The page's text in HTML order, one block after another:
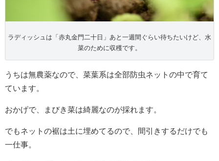
ラディッシュは「赤丸金門二十日」あと一週間ぐらい待ちたいけど、水
菜のために収穫です。
うちは無農薬なので、菜葉系は全部防虫ネットの中で育て
ています。
おかげで、まびき菜は綺麗なのが採れます。
でもネットの裾は土に埋めてるので、間引きするだけでも
一仕事。